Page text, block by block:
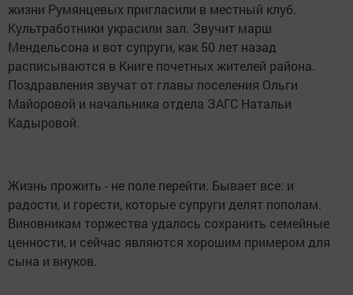
жизни Румянцевых пригласили в местный клуб.
Культработники украсили зал. Звучит марш
Мендельсона и вот супруги, как 50 лет назад
расписываются в Книге почетных жителей района.
Поздравления звучат от главы поселения Ольги
Майоровой и начальника отдела ЗАГС Натальи
Кадыровой.
Жизнь прожить - не поле перейти. Бывает все: и
радости, и горести, которые супруги делят пополам.
Виновникам торжества удалось сохранить семейные
ценности, и сейчас являются хорошим примером для
сына и внуков.